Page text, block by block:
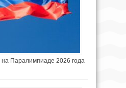
на Паралимпиаде 2026 года